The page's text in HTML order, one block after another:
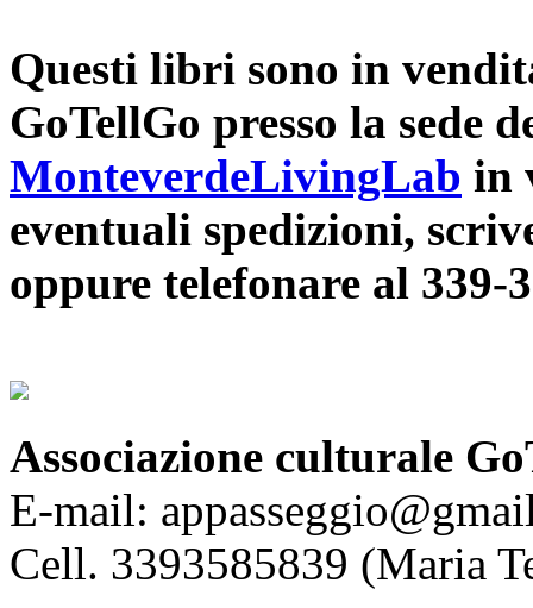
Questi libri sono in
GoTellGo presso la sede
MonteverdeLivingLab in
eventuali spedizioni,
oppure telefonare al 339-
Associazione culturale
E-mail:
Cell. 3393585839 (Maria